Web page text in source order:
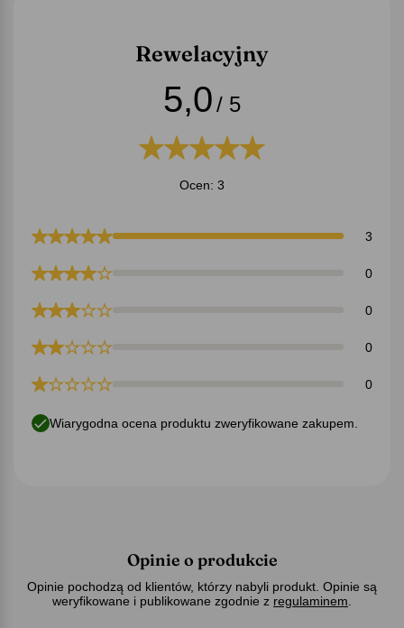
Rewelacyjny
5,0/ 5
Ocen: 3
3
0
0
0
0
Wiarygodna ocena produktu zweryfikowane zakupem.
Opinie o produkcie
Opinie pochodzą od klientów, którzy nabyli produkt. Opinie są
weryfikowane i publikowane zgodnie z regulaminem